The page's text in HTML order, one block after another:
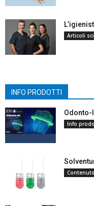
Articoli
INFO PRODOTTI
Odonto-
Info